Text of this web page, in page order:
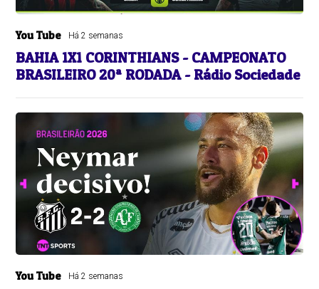
You Tube Há 2 semanas
BAHIA 1X1 CORINTHIANS - CAMPEONATO
BRASILEIRO 20ª RODADA - Rádio Sociedade
You Tube Há 2 semanas